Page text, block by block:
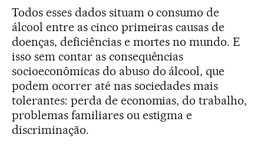
Todos esses dados situam o consumo de
álcool entre as cinco primeiras causas de
doenças, deficiências e mortes no mundo. E
isso sem contar as consequências
socioeconômicas do abuso do álcool, que
podem ocorrer até nas sociedades mais
tolerantes: perda de economias, do trabalho,
problemas familiares ou estigma e
discriminação.